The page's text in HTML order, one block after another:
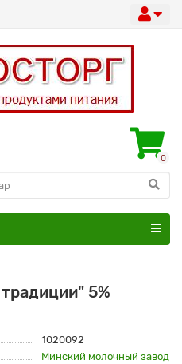
0
5%
1020092
Минский молочный завод